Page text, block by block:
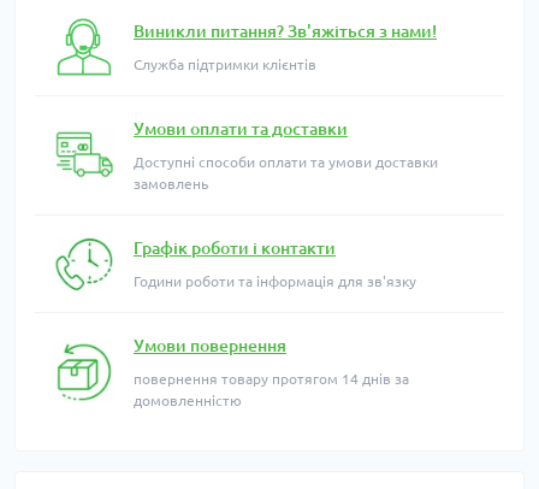
Виникли питання? Зв'яжіться з нами!
Служба підтримки клієнтів
Умови оплати та доставки
Доступні способи оплати та умови доставки
замовлень
Графік роботи і контакти
Години роботи та інформація для зв'язку
Умови повернення
повернення товару протягом 14 днів за
домовленністю